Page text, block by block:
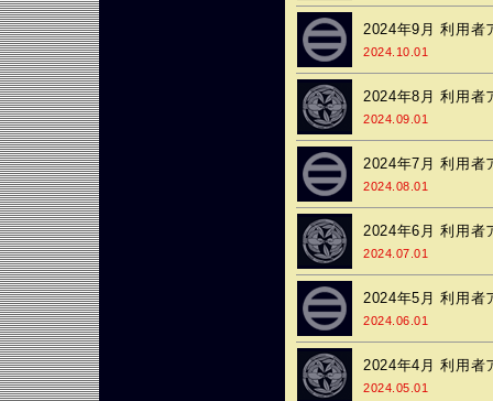
2024年9月 利用者
2024.10.01
2024年8月 利用者
2024.09.01
2024年7月 利用者
2024.08.01
2024年6月 利用者
2024.07.01
2024年5月 利用者
2024.06.01
2024年4月 利用者
2024.05.01